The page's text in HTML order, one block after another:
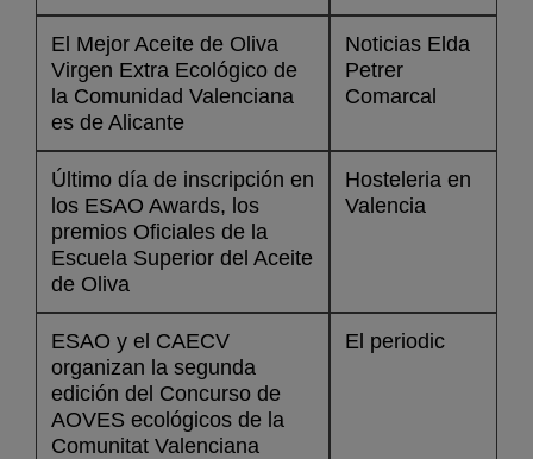
El Mejor Aceite de Oliva
Virgen Extra Ecológico de
la Comunidad Valenciana
es de Alicante
Noticias Elda
Petrer
Comarcal
Último día de inscripción en
los ESAO Awards, los
premios Oficiales de la
Escuela Superior del Aceite
de Oliva
Hosteleria en
Valencia
ESAO y el CAECV
organizan la segunda
edición del Concurso de
AOVES ecológicos de la
Comunitat Valenciana
El periodic